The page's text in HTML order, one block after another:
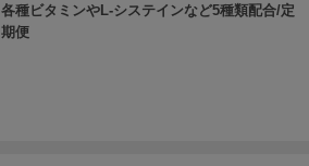
各種ビタミンやL-システインなど5種類配合/定
期便